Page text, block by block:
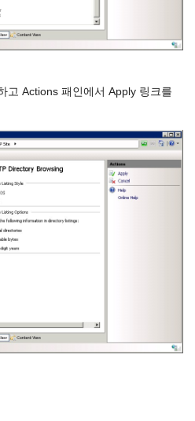
고 Actions 패인에서 Apply 링크를